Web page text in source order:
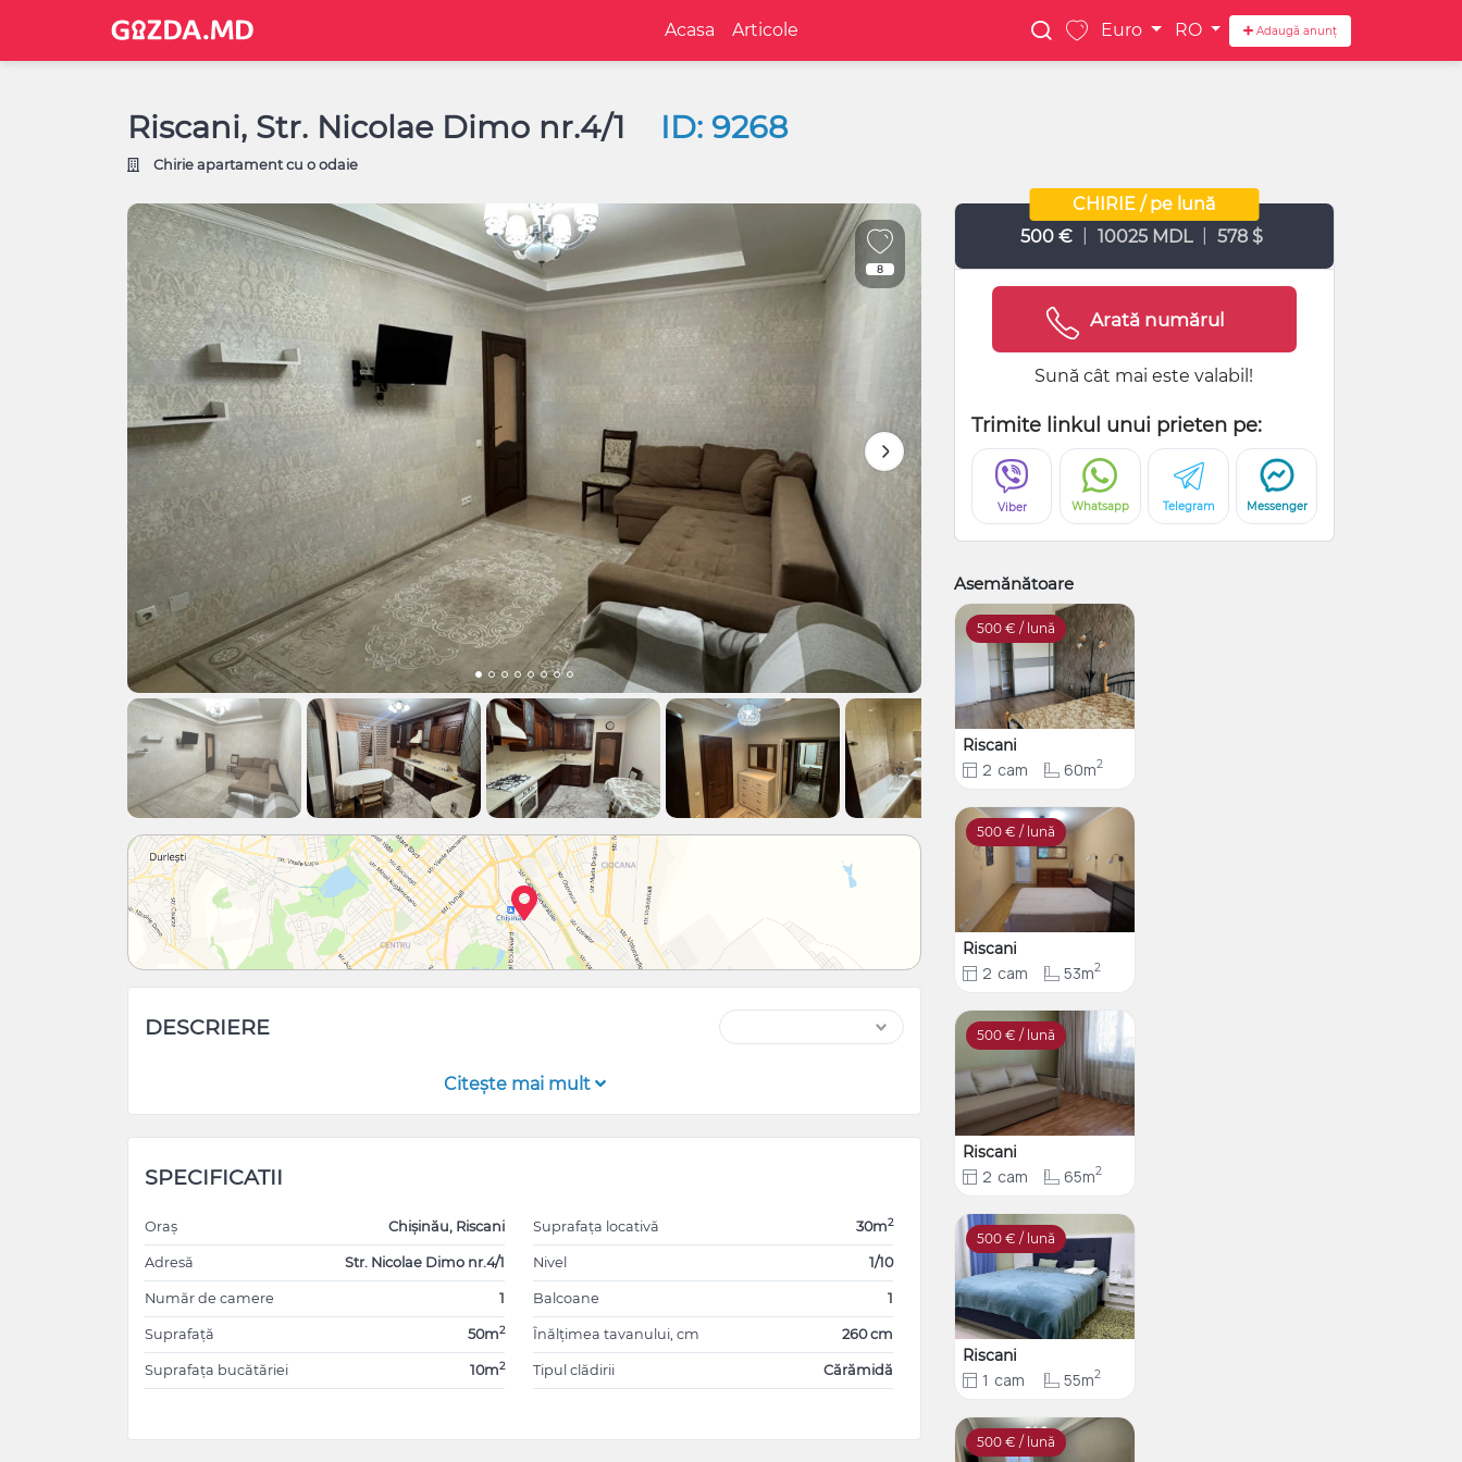
Acasa Articole Euro RO Adaugă anunț
Riscani, Str. Nicolae Dimo nr.4/1 ID: 9268
Chirie apartament cu o odaie
8
DESCRIERE
Citeşte mai mult
SPECIFICATII
Oraș Chișinău, Riscani
Adresă Str. Nicolae Dimo nr.4/1
Număr de camere 1
Suprafață 50m2
Suprafața bucătăriei 10m2
Suprafața locativă 30m2
Nivel 1/10
Balcoane 1
Înălțimea tavanului, cm 260 cm
Tipul clădirii Cărămidă
CHIRIE / pe lună
500 €
10025 MDL 578 $
Arată numărul
Sună cât mai este valabil!
Trimite linkul unui prieten pe:
Viber Whatsapp Telegram Messenger
Asemănătoare
500 € / lună
Riscani
2 cam 60m2
500 € / lună
Riscani
2 cam 53m2
500 € / lună
Riscani
2 cam 65m2
500 € / lună
Riscani
1 cam 55m2
500 € / lună